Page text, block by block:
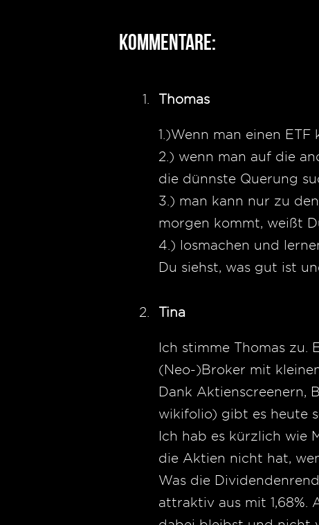
Kommentare:
Thomas
1.)Wenn man einen
2.) wenn man auf die
die dünnste Querung
3.) man kann nur zu
morgen kommt, weißt
4.) losmachen und
Du siehst, was gut ist
Tina
Ich stimme Thomas
(Neo-)Broker mit
Dank Aktienscreenern,
wikifolio) gibt es heute
Ich hab es kürzlich wie
die Aktien nicht hat,
Was die
attraktiv aus mit